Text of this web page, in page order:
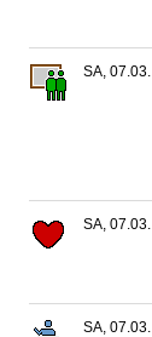
SA, 07.03.
SA, 07.03.
SA, 07.03.